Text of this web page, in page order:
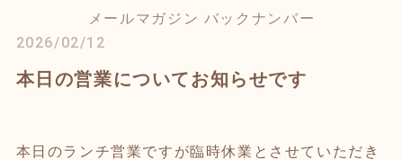
メールマガジン バックナンバー
2026/02/12
本日の営業についてお知らせです
本日のランチ営業ですが臨時休業とさせていただき